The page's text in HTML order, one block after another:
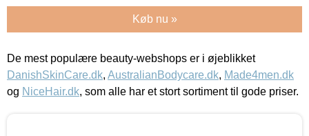
Køb nu »
De mest populære beauty-webshops er i øjeblikket
DanishSkinCare.dk, AustralianBodycare.dk, Made4men.dk
og NiceHair.dk, som alle har et stort sortiment til gode priser.